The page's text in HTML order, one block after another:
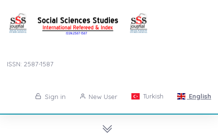
ISSN: 2587-1587
Sign in New User Turkish English